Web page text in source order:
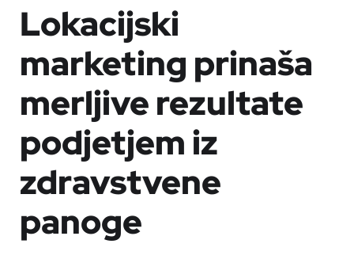
Lokacijski
marketing prinaša
merljive rezultate
podjetjem iz
zdravstvene
panoge